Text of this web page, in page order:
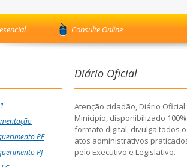
Consulte Online
PF
PJ
Diário Oficial
Atenção cidadão, Diário
Minicipio, disponibilizado
formato digital, divulga todos
atos administrativos
pelo Executivo e Legislativo.